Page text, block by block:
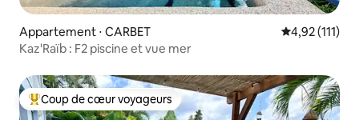
Appartement ⋅ CARBET Évaluation
4,92 (111)
Kaz'Raïb : F2 piscine et vue mer
Coups de cœur voyageurs les plus appréciés
Coup de cœur voyageurs